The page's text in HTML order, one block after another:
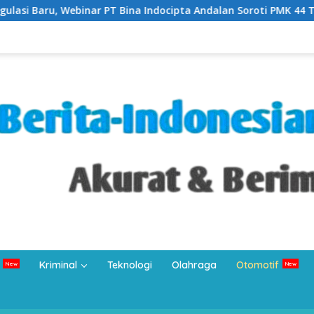
Indocipta Andalan Soroti PMK 44 Tahun 2026 tentang
Kriminal Teknologi Olahraga Otomotif